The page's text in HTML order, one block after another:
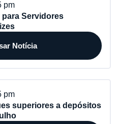
pm
para Servidores
Notícia
pm
superiores a depósitos